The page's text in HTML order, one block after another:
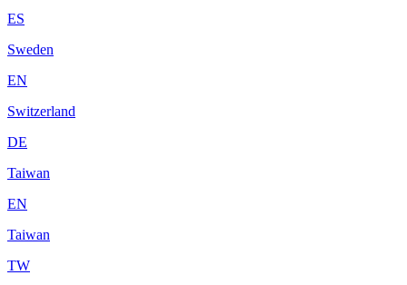
ES
Sweden
EN
Switzerland
DE
Taiwan
EN
Taiwan
TW